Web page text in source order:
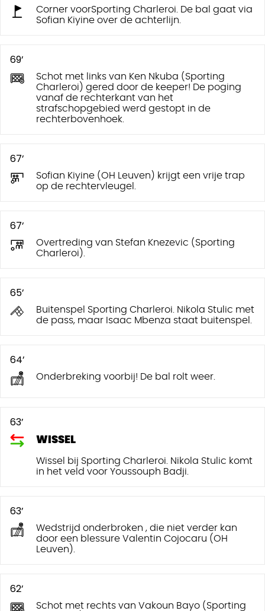
Corner voorSporting Charleroi. De bal gaat via
Sofian Kiyine over de achterlijn.
69’
Schot met links van Ken Nkuba (Sporting
Charleroi) gered door de keeper! De poging
vanaf de rechterkant van het
strafschopgebied werd gestopt in de
rechterbovenhoek.
67’
Sofian Kiyine (OH Leuven) krijgt een vrije trap
op de rechtervleugel.
67’
Overtreding van Stefan Knezevic (Sporting
Charleroi).
65’
Buitenspel Sporting Charleroi. Nikola Stulic met
de pass, maar Isaac Mbenza staat buitenspel.
64’
Onderbreking voorbij! De bal rolt weer.
63’
WISSEL
Wissel bij Sporting Charleroi. Nikola Stulic komt
in het veld voor Youssouph Badji.
63’
Wedstrijd onderbroken , die niet verder kan
door een blessure Valentin Cojocaru (OH
Leuven).
62’
Schot met rechts van Vakoun Bayo (Sporting